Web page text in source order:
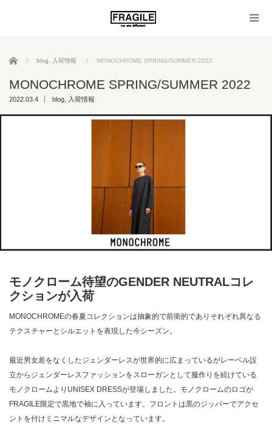
ホーム blog 入荷情報 MONOCHROME SPRING/SUMMER 2022
MONOCHROME SPRING/SUMMER 2022
2022.03.4 blog 入荷情報
モノクローム待望のGENDER NEUTRALコレ
クションが入荷
MONOCHROMEの春夏コレクションは抽象的で前衛的でありそれぞれ異なる
テクスチャーとシルエットを表現した今シーズン。
最近男女差をなくしたジェンダーレスが世界的に広まっているがレーベル設
立からジェンダーレスファッションをスローガンとして服作りを続けている
モノクロームよりUNISEX DRESSが登場しました。モノクロームのロゴが
FRAGILE限定で黒地で袖に入っています。フロントは黒のジッパーでアクセ
ントを付けミニマルなデザインとなっています。